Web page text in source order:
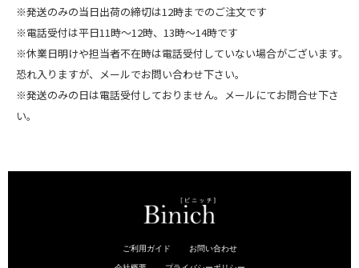
※発送のみの当日出荷の締切は12時までのご注文です
※電話受付は平日11時～12時、13時～14時です
※休業日明けや担当者不在時は電話受付していない場合がございます。
恐れ入りますが、メールでお問い合わせ下さい。
※発送のみの日は電話受付しておりません。メールにてお問合せ下さ
い。